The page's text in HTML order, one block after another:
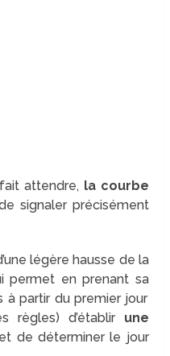
attendre, la courbe
signaler précisément
légère hausse de la
permet en prenant sa
à partir du premier jour
règles) d’établir une
et de déterminer le jour